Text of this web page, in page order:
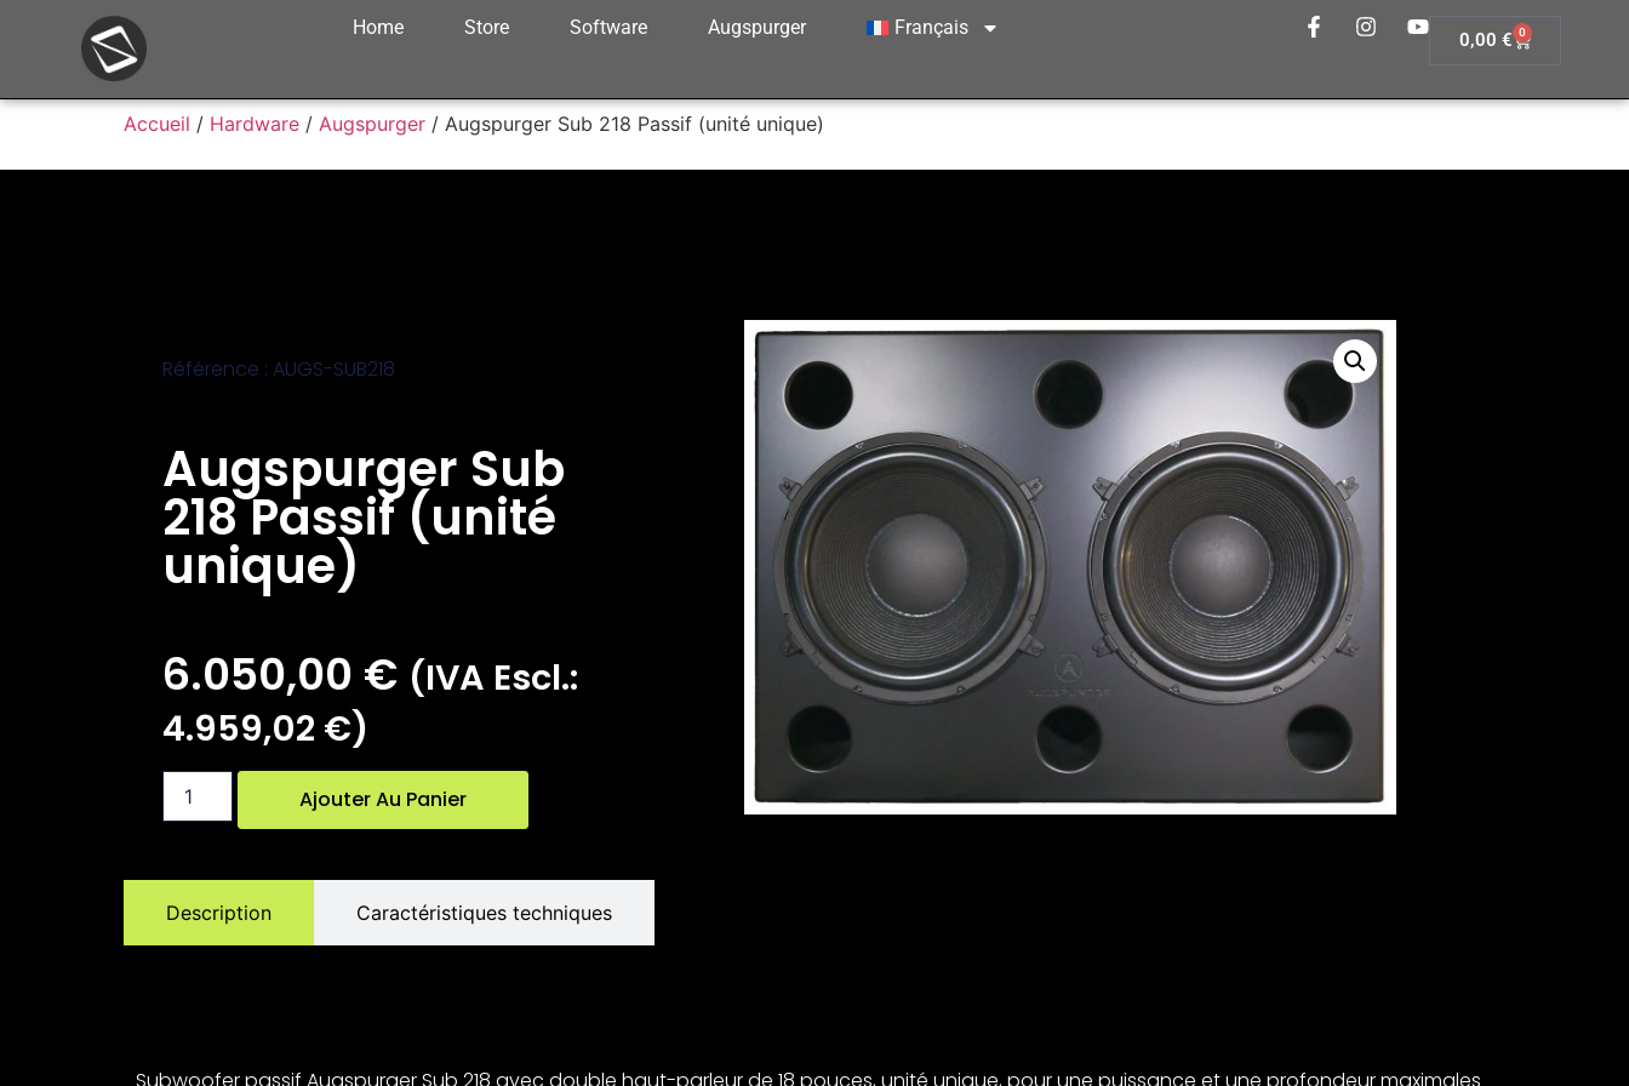
Home Store Software Augspurger Français
0,00€ 0
Accueil / Hardware / Augspurger / Augspurger Sub 218 Passif (unité unique)
Référence : AUGS-SUB218
Augspurger Sub
218 Passif (unité
unique)
6.050,00 € (IVA Escl.:
4.959,02 €)
Ajouter Au Panier
Description Caractéristiques techniques